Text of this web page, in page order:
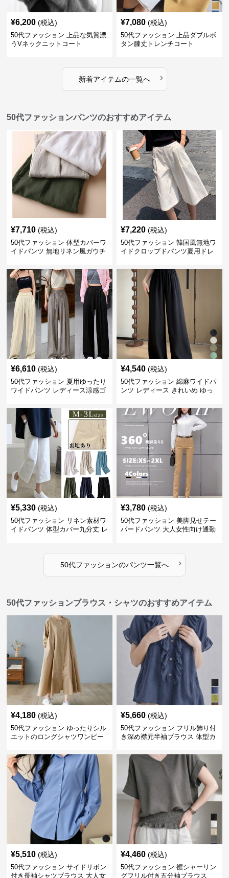
¥6,200 (税込)
50代ファッション 上品な気質漂
うVネックニットコート
¥7,080 (税込)
50代ファッション 上品ダブルボ
タン膝丈トレンチコート
新着アイテムの一覧へ ›
50代ファッションパンツのおすすめアイテム
¥7,710 (税込)
50代ファッション 体型カバーワ
イドパンツ 無地リネン風ガウチ
¥7,220 (税込)
50代ファッション 韓国風無地ワ
イドクロップドパンツ夏用ドレ
¥6,610 (税込)
50代ファッション 夏用ゆったり
ワイドパンツ レディース涼感ゴ
¥4,540 (税込)
50代ファッション 綿麻ワイドパ
ンツ レディース きれいめ ゆっ
¥5,330 (税込)
50代ファッション リネン素材ワ
イドパンツ 体型カバー九分丈 レ
¥3,780 (税込)
50代ファッション 美脚見せテー
パードパンツ 大人女性向け通勤
50代ファッションのパンツ一覧へ ›
50代ファッションブラウス・シャツのおすすめアイテム
¥4,180 (税込)
50代ファッション ゆったりシル
エットのロングシャツワンピー
¥5,660 (税込)
50代ファッション フリル飾り付
き深め襟元半袖ブラウス 体型カ
¥5,510 (税込)
50代ファッション サイドリボン
付き長袖シャツブラウス 大人女
¥4,460 (税込)
50代ファッション 裾シャーリン
グフリル付き五分袖ブラウス